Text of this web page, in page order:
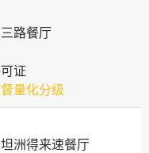
路餐厅
证
量化分级
洲得来速餐厅